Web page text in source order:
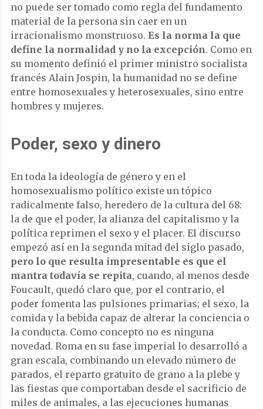
no puede ser tomado como regla del fundamento
material de la persona sin caer en un
irracionalismo monstruoso. Es la norma la que
define la normalidad y no la excepción. Como en
su momento definió el primer ministro socialista
francés Alain Jospin, la humanidad no se define
entre homosexuales y heterosexuales, sino entre
hombres y mujeres.
Poder, sexo y dinero
En toda la ideología de género y en el
homosexualismo político existe un tópico
radicalmente falso, heredero de la cultura del 68:
la de que el poder, la alianza del capitalismo y la
política reprimen el sexo y el placer. El discurso
empezó así en la segunda mitad del siglo pasado,
pero lo que resulta impresentable es que el
mantra todavía se repita, cuando, al menos desde
Foucault, quedó claro que, por el contrario, el
poder fomenta las pulsiones primarias; el sexo, la
comida y la bebida capaz de alterar la conciencia o
la conducta. Como concepto no es ninguna
novedad. Roma en su fase imperial lo desarrolló a
gran escala, combinando un elevado número de
parados, el reparto gratuito de grano a la plebe y
las fiestas que comportaban desde el sacrificio de
miles de animales, a las ejecuciones humanas